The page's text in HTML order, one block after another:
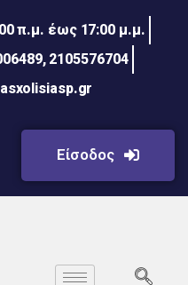
π.μ. έως 17:00 μ.μ.
2105576704
Είσοδος